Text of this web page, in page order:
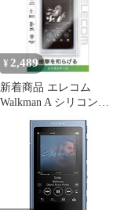
LDAC DSEE HX S-
Master HX 最大39時間
連続再生 2017年モデル
Aシリーズ 国内正規品
¥ 2,489
新着商品 エレコム
Walkman A シリコンケ
ース クリア AVS-
A17SCCR